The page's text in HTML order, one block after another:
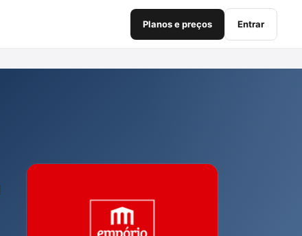
Planos e preços Entrar